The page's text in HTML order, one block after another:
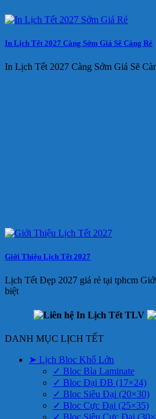
In Lịch Tết 2027 Càng Sớm Giá Sẽ Càng Rẻ
In Lịch Tết 2027 Càng Sớm Giá Sẽ
Giới Thiệu Lịch Tết 2027
Lịch Tết Đẹp 2027 giá rẻ tại tphcm
biệt
DANH MỤC LỊCH TẾT
➤ Lịch Bloc Khổ Lớn
✓ Bloc Bìa Laminate
✓ Bloc Đại ĐB (17×24)
✓ Bloc Siêu Đại (20×30)
✓ Bloc Cực Đại (25×35)
✓ Bloc Siêu Cực Đại